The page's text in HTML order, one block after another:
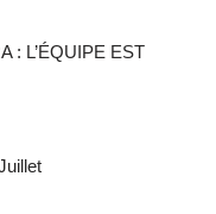
: L’ÉQUIPE EST